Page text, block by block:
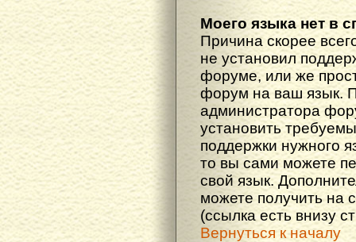
Моего языка нет в
Причина скорее
не установил
форуме, или же
форум на ваш язык.
администратора
установить
поддержки нужного
то вы сами можете
свой язык.
можете получить на
(ссылка есть внизу
Вернуться к началу